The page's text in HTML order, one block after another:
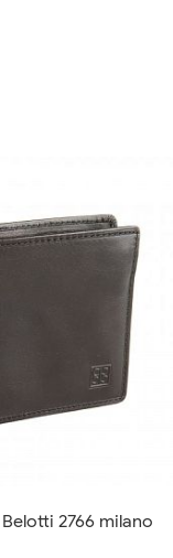
2766 milano